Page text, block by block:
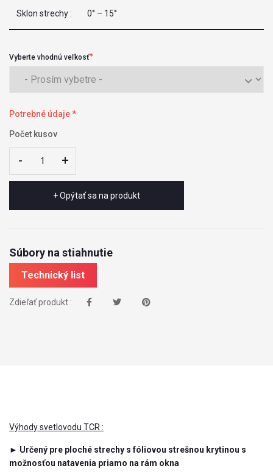
Sklon strechy : 0° – 15°
Vyberte vhodnú veľkosť
Potrebné údaje *
Počet kusov
- +
- +
+ Opýtať sa na produkt
Súbory na stiahnutie
Technický list
Zdieľať produkt :
Výhody svetlovodu TCR :
► Určený pre ploché strechy s fóliovou strešnou krytinou s
možnosťou natavenia priamo na rám okna